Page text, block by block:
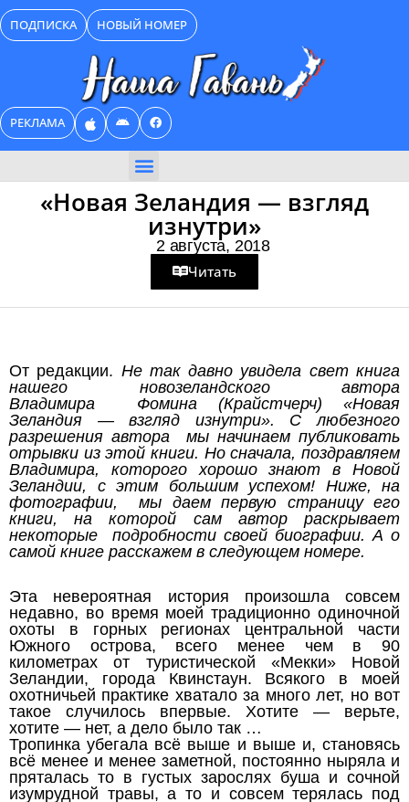
Перейти
к
содержимому
ПОДПИСКА НОВЫЙ НОМЕР
РЕКЛАМА
«Новая Зеландия — взгляд
изнутри»
2 августа, 2018
Читать
От редакции. Не так давно увидела свет книга
нашего новозеландского автора
Владимира Фомина (Крайстчерч) «Новая
Зеландия — взгляд изнутри». С любезного
разрешения автора мы начинаем публиковать
отрывки из этой книги. Но сначала, поздравляем
Владимира, которого хорошо знают в Новой
Зеландии, с этим большим успехом! Ниже, на
фотографии, мы даем первую страницу его
книги, на которой сам автор раскрывает
некоторые подробности своей биографии. А о
самой книге расскажем в следующем номере.
Эта невероятная история произошла совсем
недавно, во время моей традиционно одиночной
охоты в горных регионах центральной части
Южного острова, всего менее чем в 90
километрах от туристической «Мекки» Новой
Зеландии, города Квинстаун. Всякого в моей
охотничьей практике хватало за много лет, но вот
такое случилось впервые. Хотите — верьте,
хотите — нет, а дело было так …
Тропинка убегала всё выше и выше и, становясь
всё менее и менее заметной, постоянно ныряла и
пряталась то в густых зарослях буша и сочной
изумрудной травы, а то и совсем терялась под